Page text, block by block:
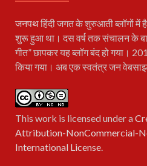
जनपथहिंदी जगत के शुरुआती ब्लॉगों में
शुरू हुआ था। दस वर्ष तक संचालन के
गीत” छापकर यह ब्लॉग बंद हो गया।
किया गया। अब एक स्वतंत्र जन
This work is licensed under a
Attribution-NonCommercial-
International License.